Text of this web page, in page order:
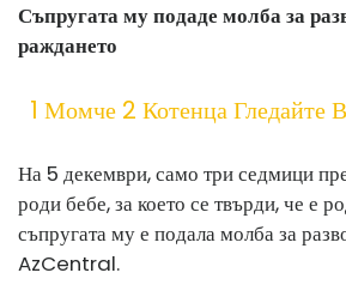
Съпругата му подаде молба за
раждането
1 Момче 2 Котенца Гледайте
На 5 декември, само три седмици
роди бебе, за което се твърди, че е
съпругата му е подала молба за
AzCentral.